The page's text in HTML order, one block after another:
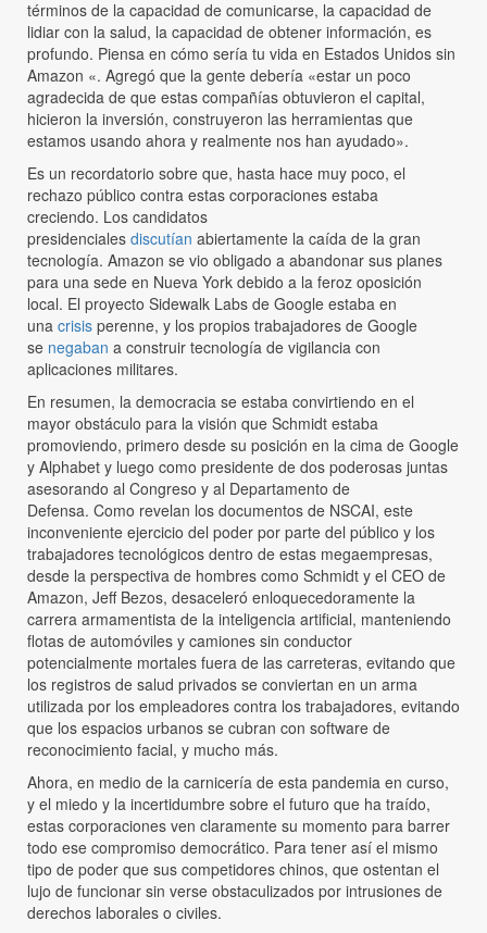
términos de la capacidad de comunicarse, la capacidad de
lidiar con la salud, la capacidad de obtener información, es
profundo. Piensa en cómo sería tu vida en Estados Unidos sin
Amazon «. Agregó que la gente debería «estar un poco
agradecida de que estas compañías obtuvieron el capital,
hicieron la inversión, construyeron las herramientas que
estamos usando ahora y realmente nos han ayudado».
Es un recordatorio sobre que, hasta hace muy poco, el
rechazo público contra estas corporaciones estaba
creciendo. Los candidatos
presidenciales discutían abiertamente la caída de la gran
tecnología. Amazon se vio obligado a abandonar sus planes
para una sede en Nueva York debido a la feroz oposición
local. El proyecto Sidewalk Labs de Google estaba en
una crisis perenne, y los propios trabajadores de Google
se negaban a construir tecnología de vigilancia con
aplicaciones militares.
En resumen, la democracia se estaba convirtiendo en el
mayor obstáculo para la visión que Schmidt estaba
promoviendo, primero desde su posición en la cima de Google
y Alphabet y luego como presidente de dos poderosas juntas
asesorando al Congreso y al Departamento de
Defensa. Como revelan los documentos de NSCAI, este
inconveniente ejercicio del poder por parte del público y los
trabajadores tecnológicos dentro de estas megaempresas,
desde la perspectiva de hombres como Schmidt y el CEO de
Amazon, Jeff Bezos, desaceleró enloquecedoramente la
carrera armamentista de la inteligencia artificial, manteniendo
flotas de automóviles y camiones sin conductor
potencialmente mortales fuera de las carreteras, evitando que
los registros de salud privados se conviertan en un arma
utilizada por los empleadores contra los trabajadores, evitando
que los espacios urbanos se cubran con software de
reconocimiento facial, y mucho más.
Ahora, en medio de la carnicería de esta pandemia en curso,
y el miedo y la incertidumbre sobre el futuro que ha traído,
estas corporaciones ven claramente su momento para barrer
todo ese compromiso democrático. Para tener así el mismo
tipo de poder que sus competidores chinos, que ostentan el
lujo de funcionar sin verse obstaculizados por intrusiones de
derechos laborales o civiles.